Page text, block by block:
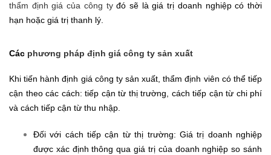
thẩm định giá của công tyđó sẽ là giá trị doanh nghiệp có thời
hạn hoặc giá trị thanh lý.
Các phương pháp định giá công ty sản xuất
Khi tiến hành định giá công ty sản xuất, thẩm định viên có thể tiếp
cận theo các cách: tiếp cận từ thị trường, cách tiếp cận từ chi phí
và cách tiếp cận từ thu nhập.
Đối với cách tiếp cận từ thị trường: Giá trị doanh nghiệp
được xác định thông qua giá trị của doanh nghiệp so sánh